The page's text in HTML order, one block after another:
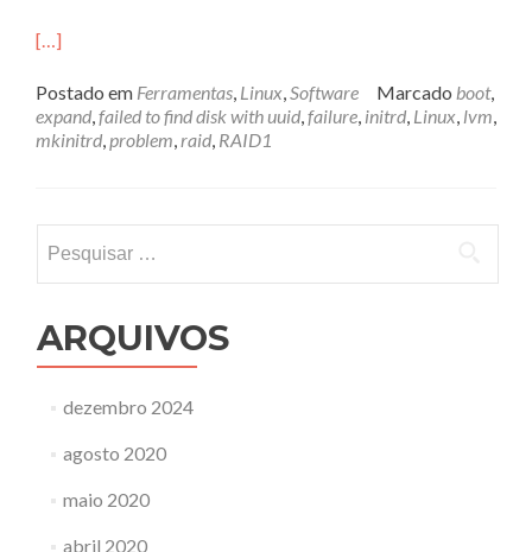
[…]
Postado em Ferramentas, Linux,Software Marcado boot,
expand,failed to find disk with uuid,failure, initrd, Linux, lvm,
mkinitrd,problem,raid, RAID1
por:
ARQUIVOS
dezembro 2024
agosto 2020
maio 2020
abril 2020